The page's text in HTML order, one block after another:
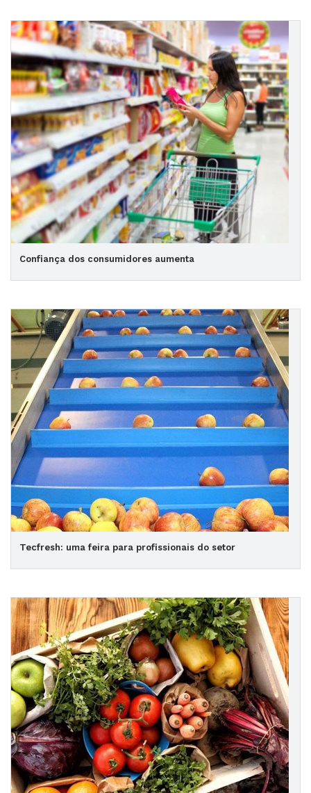
Confiança dos consumidores aumenta
Tecfresh: uma feira para profissionais do setor